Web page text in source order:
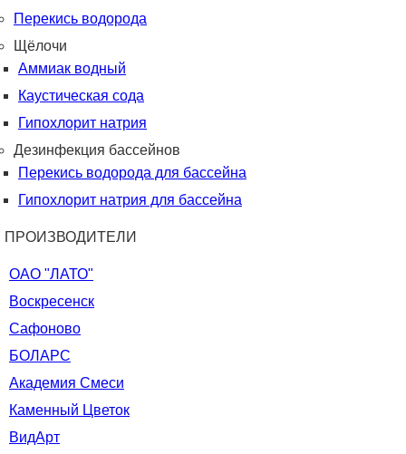
Перекись водорода
Щёлочи
Аммиак водный
Каустическая сода
Гипохлорит натрия
Дезинфекция бассейнов
Перекись водорода для бассейна
Гипохлорит натрия для бассейна
ПРОИЗВОДИТЕЛИ
ОАО "ЛАТО"
Воскресенск
Сафоново
БОЛАРС
Академия Смеси
Каменный Цветок
ВидАрт